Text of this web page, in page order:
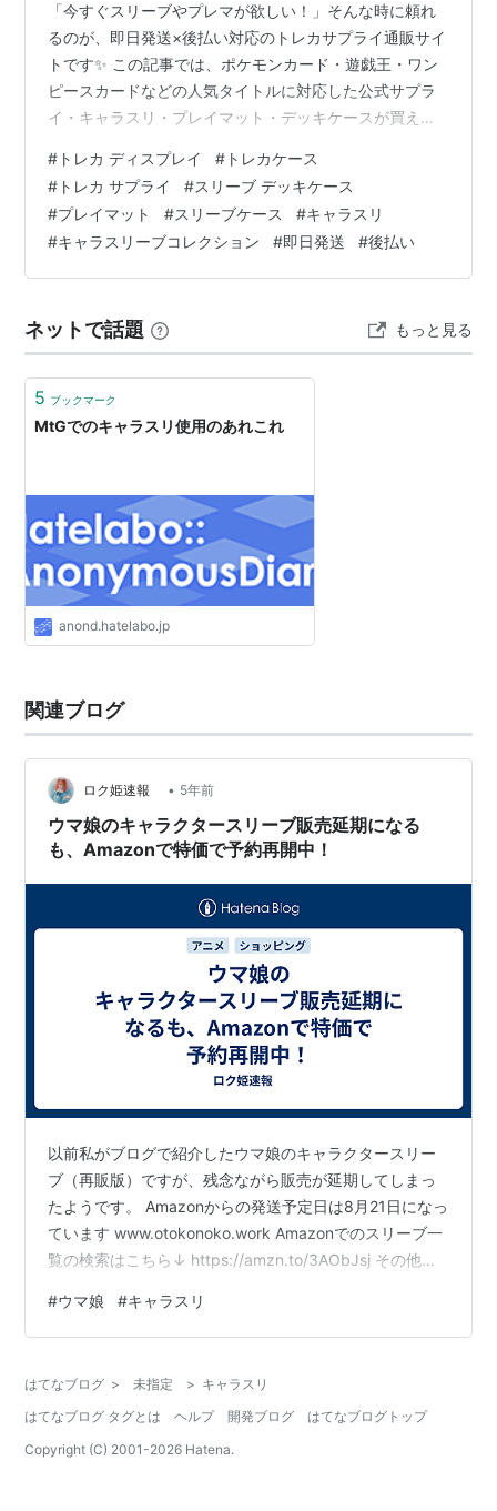
「今すぐスリーブやプレマが欲しい！」そんな時に頼れ
るのが、即日発送×後払い対応のトレカサプライ通販サイ
トです✨ この記事では、ポケモンカード・遊戯王・ワン
ピースカードなどの人気タイトルに対応した公式サプラ
イ・キャラスリ・プレイマット・デッキケースが買える
もOKな「ペイディ」や「Amazon Pay後払い」対応サイ
トもあるので、支払いはあとでゆっくり、アイテムはす
ぐゲットできます💡 送料・発送スピード・品揃えを比較
しながら、あなたにぴったりのショップを見つけてくだ
さいね！ ※本サービス内ではアフィリエイト広告を利用
# トレカ ディスプレイ # トレカケース
# トレカ サプライ #スリーブ デッキケース
#プレイマット #スリーブケース #キャラスリ
#キャラスリーブコレクション #即日発送 #後払い
ネットで話題 もっと見る
5 ブックマーク
MtGでのキャラスリ使用のあれこれ
anond.hatelabo.jp
関連ブログ
ロク姫速報 • 5年前
ウマ娘のキャラクタースリーブ販売延期になる
も、Amazonで特価で予約再開中！
以前私がブログで紹介したウマ娘のキャラクタースリー
ブ（再販版）ですが、残念ながら販売が延期してしまっ
たようです。 Amazonからの発送予定日は8月21日になっ
ています www.otokonoko.work Amazonでのスリーブ一
覧の検索はこちら↓ https://amzn.to/3AObJsj その他の
ダービーストア 通販 | Amazon.co.jp 前回特に人気のあ
ったキャラクターも、定価以下で予約が出来ちゃいます
になるなぁ～ トウカイテイオーは前回発売されたVerだと
26000…
#ウマ娘 #キャラスリ
はてなブログ > 未指定 > キャラスリ
はてなブログ タグとは
ヘルプ 開発ブログ
はてなブログトップ
Copyright (C) 2001-2026 Hatena.